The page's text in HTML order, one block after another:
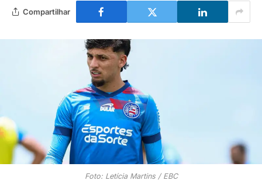
Compartilhar
Foto: Letícia Martins / EBC